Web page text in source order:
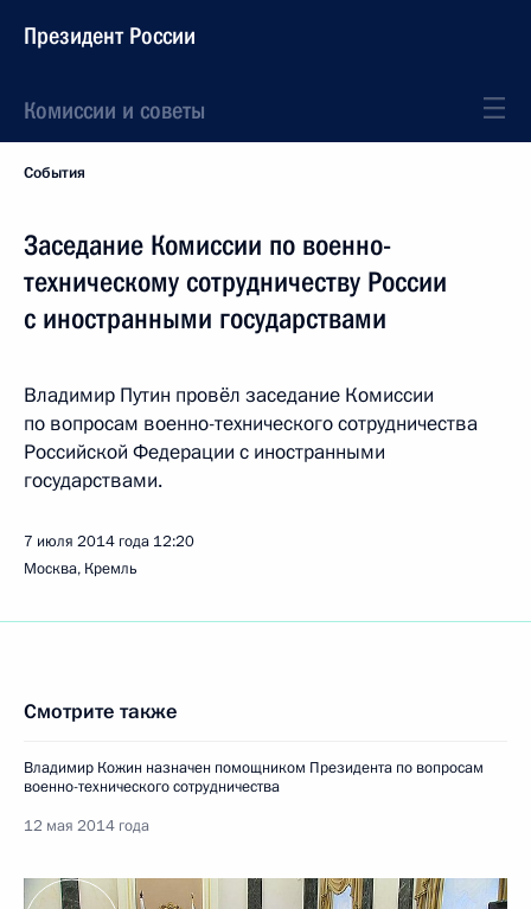
Президент России
Комиссии и советы
События
Заседание Комиссии по военно-
техническому сотрудничеству России
с иностранными государствами
Владимир Путин провёл заседание Комиссии
по вопросам военно-технического сотрудничества
Российской Федерации с иностранными
государствами.
7 июля 2014 года 12:20
Москва, Кремль
Смотрите также
Владимир Кожин назначен помощником Президента по вопросам
военно-технического сотрудничества
12 мая 2014 года